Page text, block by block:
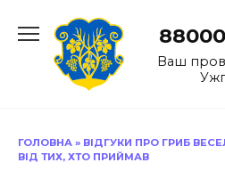
до
Ваш
ГОЛОВНА » ВІДГУКИ ПРО ГРИБ
ВІД ТИХ, ХТО ПРИЙМАВ